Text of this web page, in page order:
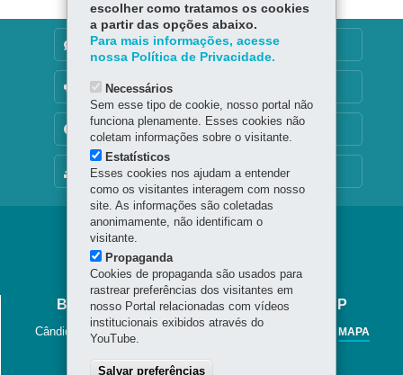
MAPA DO SITE
DENUNCIE CORRUPÇÃO
OUVIDORIA
TRANSPARÊNCIA INSTITUCIONAL
Navegação
Jornal
Cândido
BIBLIOTECA PÚBLICA DO PARANÁ - BPP
Cândido Lopes, 133 - Centro MAPA
escolher como tratamos os cookies
a partir das opções abaixo.
Para mais informações, acesse
nossa Política de Privacidade.
Necessários
Sem esse tipo de cookie, nosso portal não
funciona plenamente. Esses cookies não
coletam informações sobre o visitante.
Estatísticos
Esses cookies nos ajudam a entender
como os visitantes interagem com nosso
site. As informações são coletadas
anonimamente, não identificam o
visitante.
Propaganda
Cookies de propaganda são usados para
rastrear preferências dos visitantes em
nosso Portal relacionadas com vídeos
institucionais exibidos através do
YouTube.
Salvar preferências